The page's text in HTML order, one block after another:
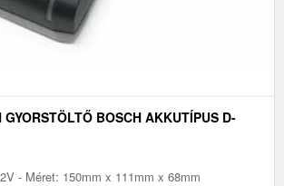
GYORSTÖLTŐ BOSCH AKKUTÍPUS D-
- Méret: 150mm x 111mm x 68mm